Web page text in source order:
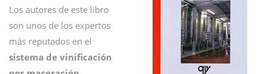
Los autores de este libro
son unos de los expertos
más reputados en el
sistema de vinificación